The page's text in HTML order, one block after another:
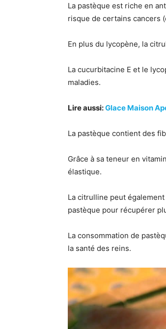
La pastèque est riche en
risque de certains cancers
En plus du lycopène, la
La cucurbitacine E et le
maladies.
Lire aussi:Glace Maison
La pastèque contient des
Grâce à sa teneur en
élastique.
La citrulline peut
pastèque pour récupérer
La consommation de
la santé des reins.